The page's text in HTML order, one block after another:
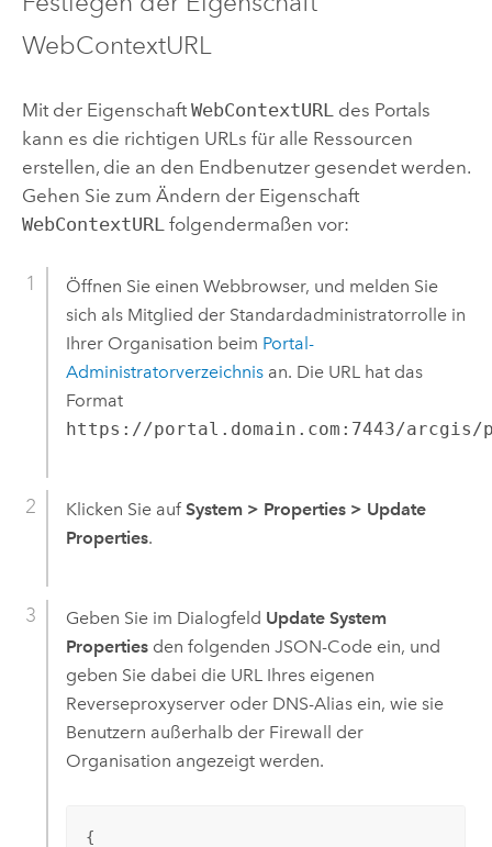
WebContextURL
Mit der Eigenschaft WebContextURLdes Portals
kann es die richtigen URLs für alle Ressourcen
erstellen, die an den Endbenutzer gesendet werden.
Gehen Sie zum Ändern der Eigenschaft
WebContextURLfolgendermaßen vor:
Öffnen Sie einen Webbrowser, und melden Sie
sich als Mitglied der Standardadministratorrolle in
Ihrer Organisation beim Portal-
Administratorverzeichnisan. Die URL hat das
Format
https://portal.domain.com:7443/arcgis/
Klicken Sie auf System > Properties > Update
Properties.
Geben Sie im Dialogfeld Update System
Propertiesden folgenden JSON-Code ein, und
geben Sie dabei die URL Ihres eigenen
Reverseproxyserver oder DNS-Alias ein, wie sie
Benutzern außerhalb der Firewall der
Organisation angezeigt werden.
{